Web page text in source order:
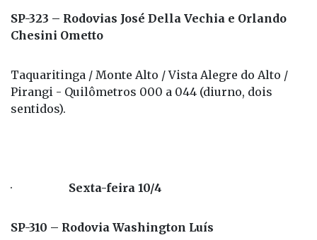
SP-323 – Rodovias José Della Vechia e Orlando
Chesini Ometto
Taquaritinga / Monte Alto / Vista Alegre do Alto /
Pirangi - Quilômetros 000 a 044 (diurno, dois
sentidos).
· Sexta-feira 10/4
SP-310 – Rodovia Washington Luís